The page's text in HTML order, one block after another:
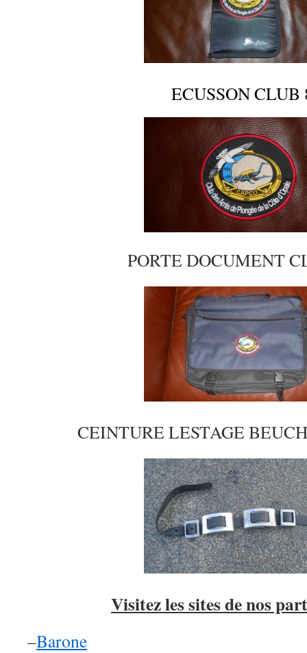
ECUSSON CLUB
PORTE DOCUMENT
CEINTURE LESTAGE
Visitez les sites de nos
–Barone